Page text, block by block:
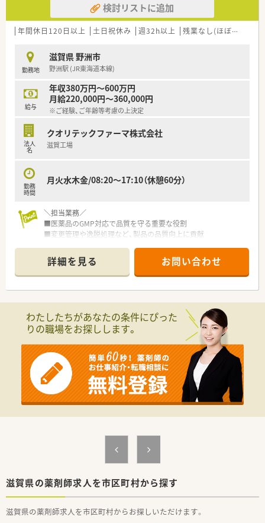
検討リストに追加
年間休日120日以上 土日祝休み 週32h以上 残業なし(ほぼなし含む)
勤務地
滋賀県 野洲市
野洲駅 (JR東海道本線)
給与
年収380万円～600万円
月給220,000円～360,000円
※ご経験、ご年齢等考慮の上決定
法人
名
クオリテックファーマ株式会社
滋賀工場
勤務
時間
月火水木金/08:20～17:10（休憩60分）
＼担当業務／
■医薬品のGMP対応で品質を守る重要な役割
■変更管理や逸脱処理など、製品の品質向上に貢献
■SOP管理やベンダー管理を通じて、業務の効率化を実現
■製品品質の調査・レビューで、品質改善に貢献
■出荷判定や出荷管理を担当し、安心安全な製品提供
■監査対応を通じて、業界基準を守り企業の信頼性を支える
■「ひとづくり」「ものづくり」を通して社員と企業の変革・成長
を実現し、人々の健康と豊かな生活に貢献しています。
■創業以来、受託メーカーとして確固たる地位を築き上げてきま
した。
■社員一人ひとりのスキルアップを支援する教育プログラムに
特に力を入れています。
配属先研修、設備機器運用研修など、さまざまなカリキュラム
を実施。
微生物や防虫、異物の基本的知識などから、服装・機器の扱い
などのオペレーション面までGMPに則った教育訓練が行われて
誰がどのような研修を受けたかを確認・把握するため教育研修
用データベースもシステム化されています。
詳細を見る お問い合わせ
わたしたちがあなたの条件にぴった
りの職場をお探しします。
滋賀県の薬剤師求人を市区町村から探す
滋賀県の薬剤師求人を市区町村からお探しいただけます。